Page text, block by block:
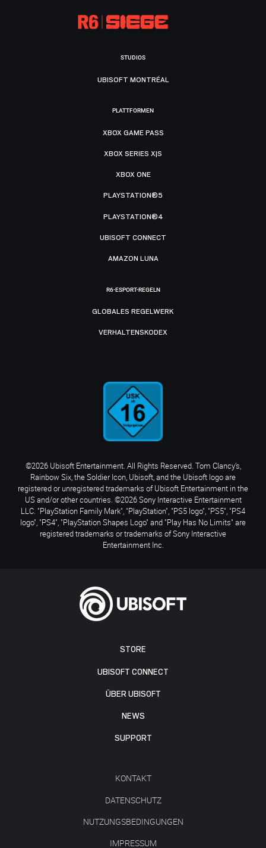
STORE
UBISOFT CONNECT
ÜBER UBISOFT
NEWS
SUPPORT
KONTAKT
DATENSCHUTZ
NUTZUNGSBEDINGUNGEN
IMPRESSUM
STUDIOS
UBISOFT MONTRÉAL
PLATTFORMEN
XBOX GAME PASS
XBOX SERIES X|S
XBOX ONE
PLAYSTATION®5
PLAYSTATION®4
UBISOFT CONNECT
AMAZON LUNA
R6-ESPORT-REGELN
GLOBALES REGELWERK
VERHALTENSKODEX
©2026 Ubisoft Entertainment. All Rights Reserved. Tom Clancy’s,
Rainbow Six, the Soldier Icon, Ubisoft, and the Ubisoft logo are
registered or unregistered trademarks of Ubisoft Entertainment in the
US and/or other countries. ©2026 Sony Interactive Entertainment
LLC. "PlayStation Family Mark", "PlayStation", "PS5 logo", "PS5", "PS4
logo", "PS4", "PlayStation Shapes Logo" and "Play Has No Limits" are
registered trademarks or trademarks of Sony Interactive
Entertainment Inc.